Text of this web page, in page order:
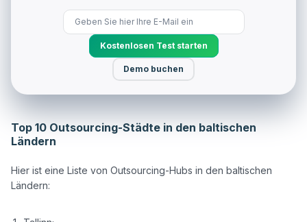
Kostenlosen Test starten
Demo buchen
Top 10 Outsourcing-Städte in den baltischen
Ländern
Hier ist eine Liste von Outsourcing-Hubs in den baltischen
Ländern: